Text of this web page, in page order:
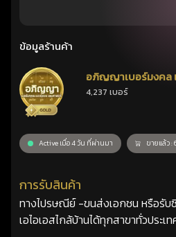
ข้อมูลร้านค้า
อภิญญาเบอร์มงคล
เลขศาสตร์
4,237 เบอร์
Active เมื่อ 4 วัน ที่ผ่านมา ขายแล้ว :
การรับสินค้า
ทางไปรษณีย์ -ขนส่งเอกชน หรือรับ
เอไอเอสไกล้บ้านได้ทุกสาขาทั่วประเ